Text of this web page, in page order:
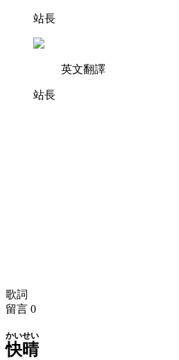
站長
英文翻譯
站長
歌詞
留言 0
快晴
かいせい